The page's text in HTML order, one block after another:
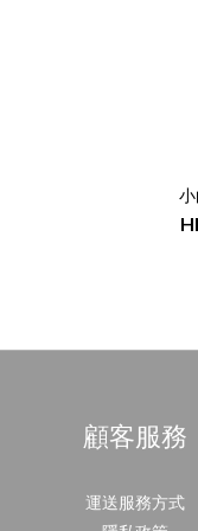
顧客服務
運送服務方式